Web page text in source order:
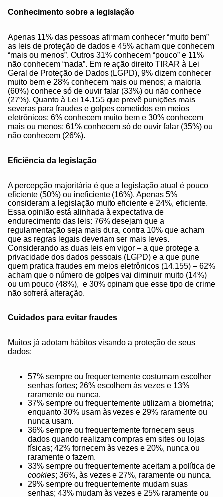
Conhecimento sobre a legislação
Apenas 11% das pessoas afirmam conhecer “muito bem”
as leis de proteção de dados e 45% acham que conhecem
“mais ou menos”. Outros 31% conhecem “pouco” e 11%
não conhecem “nada”. Em relação direito TIRAR à Lei
Geral de Proteção de Dados (LGPD), 9% dizem conhecer
muito bem e 28% conhecem mais ou menos; a maioria
(60%) conhece só de ouvir falar (33%) ou não conhece
(27%). Quanto à Lei 14.155 que prevê punições mais
severas para fraudes e golpes cometidos em meios
eletrônicos: 6% conhecem muito bem e 30% conhecem
mais ou menos; 61% conhecem só de ouvir falar (35%) ou
não conhecem (26%).
Eficiência da legislação
A percepção majoritária é que a legislação atual é pouco
eficiente (50%) ou ineficiente (16%). Apenas 5%
consideram a legislação muito eficiente e 24%, eficiente.
Essa opinião está alinhada à expectativa de
endurecimento das leis: 76% desejam que a
regulamentação seja mais dura, contra 10% que acham
que as regras legais deveriam ser mais leves.
Considerando as duas leis em vigor – a que protege a
privacidade dos dados pessoais (LGPD) e a que pune
quem pratica fraudes em meios eletrônicos (14.155) – 62%
acham que o número de golpes vai diminuir muito (14%)
ou um pouco (48%), e 30% opinam que esse tipo de crime
não sofrerá alteração.
Cuidados para evitar fraudes
Muitos já adotam hábitos visando a proteção de seus
dados:
57% sempre ou frequentemente costumam escolher
senhas fortes; 26% escolhem às vezes e 13%
raramente ou nunca.
37% sempre ou frequentemente utilizam a biometria;
enquanto 30% usam às vezes e 29% raramente ou
nunca usam.
36% sempre ou frequentemente fornecem seus
dados quando realizam compras em sites ou lojas
físicas; 42% fornecem às vezes e 20%, nunca ou
raramente o fazem.
33% sempre ou frequentemente aceitam a política de
cookies; 36%, às vezes e 27%, raramente ou nunca.
29% sempre ou frequentemente mudam suas
senhas; 43% mudam às vezes e 25% raramente ou